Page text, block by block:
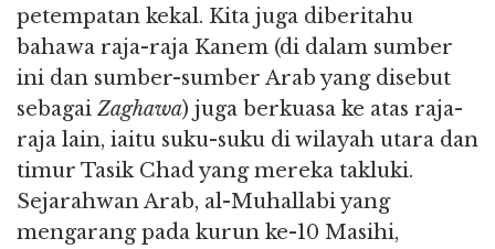
petempatan kekal. Kita juga diberitahu
bahawa raja-raja Kanem (di dalam sumber
ini dan sumber-sumber Arab yang disebut
sebagai Zaghawa) juga berkuasa ke atas raja-
raja lain, iaitu suku-suku di wilayah utara dan
timur Tasik Chad yang mereka takluki.
Sejarahwan Arab, al-Muhallabi yang
mengarang pada kurun ke-10 Masihi,